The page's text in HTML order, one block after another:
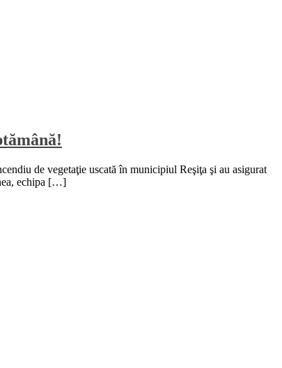
de vegetaţie uscată în municipiul Reşiţa şi au asigurat
echipa […]